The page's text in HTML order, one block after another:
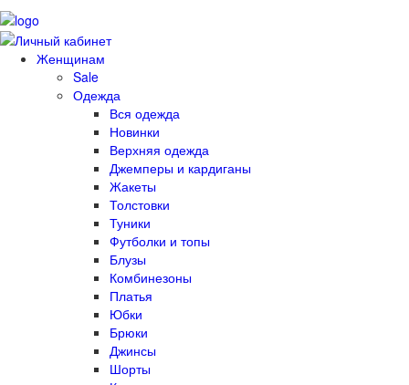
Женщинам
Sale
Одежда
Вся одежда
Новинки
Верхняя одежда
Джемперы и кардиганы
Жакеты
Толстовки
Туники
Футболки и топы
Блузы
Комбинезоны
Платья
Юбки
Брюки
Джинсы
Шорты